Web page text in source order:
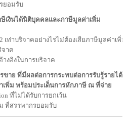
อมรับ
เงินได้นิติบุคคลและภาษีมูลค่าเพิ่ม
าบริจาคอย่างไรไม่ต้องเสียภาษีมูลค่าเพิ่ม
าค
อิงในการบริจาค
ขาย ที่มีผลต่อการกระทบต่อการรับรู้รายได้ ร
ม พร้อมประเด็นการหักภาษี ณ ที่จ่าย
ที่ไม่ได้รับการยกเว้น
สรรพากรยอมรับ